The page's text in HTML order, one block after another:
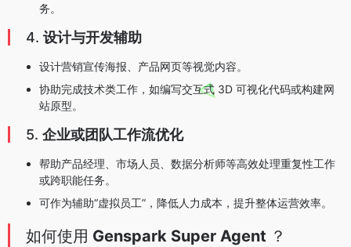
务。
4. 设计与开发辅助
设计营销宣传海报、产品网页等视觉内容。
协助完成技术类工作，如编写交互式 3D 可视化代码或构建网
站原型。
5. 企业或团队工作流优化
帮助产品经理、市场人员、数据分析师等高效处理重复性工作
或跨职能任务。
可作为辅助“虚拟员工”，降低人力成本，提升整体运营效率。
如何使用 Genspark Super Agent ？